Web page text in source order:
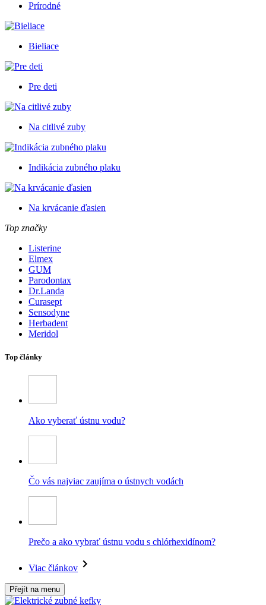
Prírodné
Bieliace
Pre deti
Na citlivé zuby
Indikácia zubného plaku
Na krvácanie ďasien
Top značky
Listerine
Elmex
GUM
Parodontax
Dr.Landa
Curasept
Sensodyne
Herbadent
Meridol
Top články
Ako vyberať ústnu vodu?
Čo vás najviac zaujíma o ústnych vodách
Prečo a ako vybrať ústnu vodu s chlórhexidínom?
Viac článkov
Přejít na menu